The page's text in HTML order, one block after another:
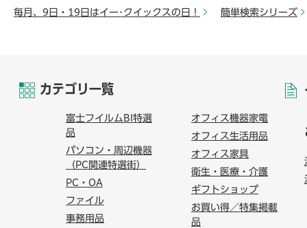
毎月、9日・19日はイー･クイックスの日！
簡単検索シリーズ
カテゴリ一覧
富士フイルムBI特選
品
パソコン・周辺機器
（PC関連特選街）
PC・OA
ファイル
事務用品
オフィス機器家電
オフィス生活用品
オフィス家具
衛生・医療・介護
ギフトショップ
お買い得／特集掲載
品